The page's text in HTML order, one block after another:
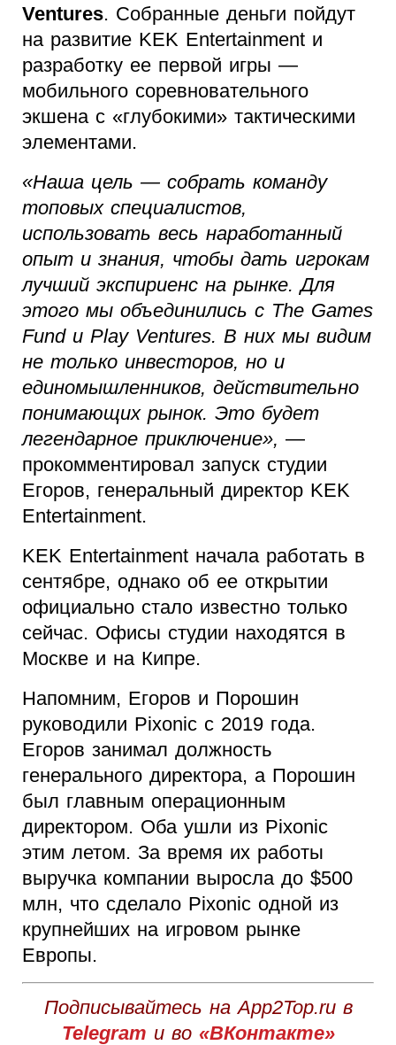
Ventures. Собранные деньги пойдут
на развитие KEK Entertainment и
разработку ее первой игры —
мобильного соревновательного
экшена с «глубокими» тактическими
элементами.
«Наша цель — собрать команду
топовых специалистов,
использовать весь наработанный
опыт и знания, чтобы дать игрокам
лучший экспириенс на рынке. Для
этого мы объединились с The Games
Fund и Play Ventures. В них мы видим
не только инвесторов, но и
единомышленников, действительно
понимающих рынок. Это будет
легендарное приключение», —
прокомментировал запуск студии
Егоров, генеральный директор KEK
Entertainment.
KEK Entertainment начала работать в
сентябре, однако об ее открытии
официально стало известно только
сейчас. Офисы студии находятся в
Москве и на Кипре.
Напомним, Егоров и Порошин
руководили Pixonic с 2019 года.
Егоров занимал должность
генерального директора, а Порошин
был главным операционным
директором. Оба ушли из Pixonic
этим летом. За время их работы
выручка компании выросла до $500
млн, что сделало Pixonic одной из
крупнейших на игровом рынке
Европы.
Подписывайтесь на App2Top.ru в
Telegram и во «ВКонтакте»